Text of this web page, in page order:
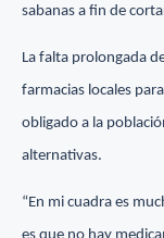
sabanas a fin de
La falta prolongada
farmacias locales
obligado a la
alternativas.
“En mi cuadra es